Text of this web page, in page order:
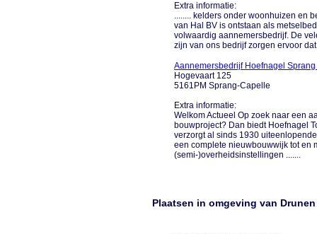
Extra informatie:
........ kelders onder woonhuizen en
van Hal BV is ontstaan als
volwaardig aannemersbedrijf. De
zijn van ons bedrijf zorgen ervoor
Aannemersbedrijf Hoefnagel
Hogevaart 125
5161PM Sprang-Capelle
Extra informatie:
Welkom Actueel Op zoek naar een
bouwproject? Dan biedt Hoefnagel
verzorgt al sinds 1930
een complete nieuwbouwwijk tot en
(semi-)overheidsinstellingen .......
Plaatsen in omgeving van Drunen